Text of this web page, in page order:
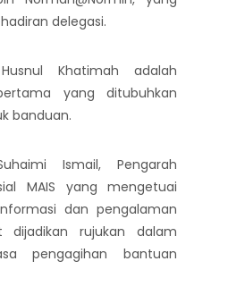
delegasi.
Khatimah adalah
yang ditubuhkan
banduan.
Ismail, Pengarah
MAIS yang mengetuai
dan pengalaman
rujukan dalam
pengagihan bantuan